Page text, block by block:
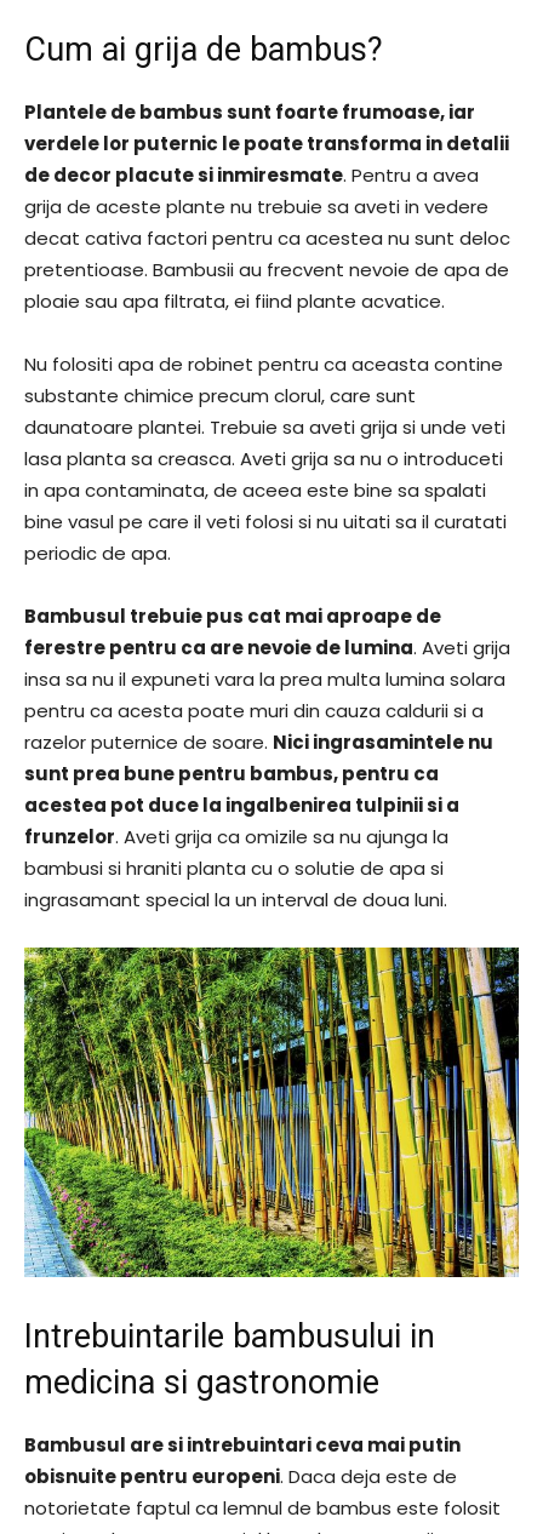
Cum ai grija de bambus?
Plantele de bambus sunt foarte frumoase, iar
verdele lor puternic le poate transforma in detalii
de decor placute si inmiresmate. Pentru a avea
grija de aceste plante nu trebuie sa aveti in vedere
decat cativa factori pentru ca acestea nu sunt deloc
pretentioase. Bambusii au frecvent nevoie de apa de
ploaie sau apa filtrata, ei fiind plante acvatice.
Nu folositi apa de robinet pentru ca aceasta contine
substante chimice precum clorul, care sunt
daunatoare plantei. Trebuie sa aveti grija si unde veti
lasa planta sa creasca. Aveti grija sa nu o introduceti
in apa contaminata, de aceea este bine sa spalati
bine vasul pe care il veti folosi si nu uitati sa il curatati
periodic de apa.
Bambusul trebuie pus cat mai aproape de
ferestre pentru ca are nevoie de lumina. Aveti grija
insa sa nu il expuneti vara la prea multa lumina solara
pentru ca acesta poate muri din cauza caldurii si a
razelor puternice de soare. Nici ingrasamintele nu
sunt prea bune pentru bambus, pentru ca
acestea pot duce la ingalbenirea tulpinii si a
frunzelor. Aveti grija ca omizile sa nu ajunga la
bambusi si hraniti planta cu o solutie de apa si
ingrasamant special la un interval de doua luni.
Intrebuintarile bambusului in
medicina si gastronomie
Bambusul are si intrebuintari ceva mai putin
obisnuite pentru europeni. Daca deja este de
notorietate faptul ca lemnul de bambus este folosit